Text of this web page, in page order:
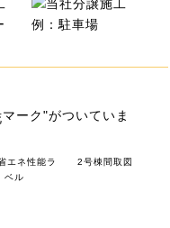
マーク"がついていま
エネ性能ラ
ベル
2号棟間取図